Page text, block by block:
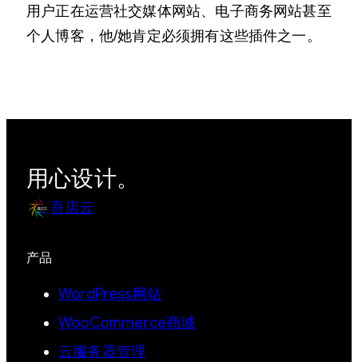
用户正在运营社交媒体网站、电子商务网站甚至
个人博客，他/她肯定必须拥有这些插件之一。
用心设计。
吾店云
产品
WordPress网站
WooCommerce商城
云服务器管理